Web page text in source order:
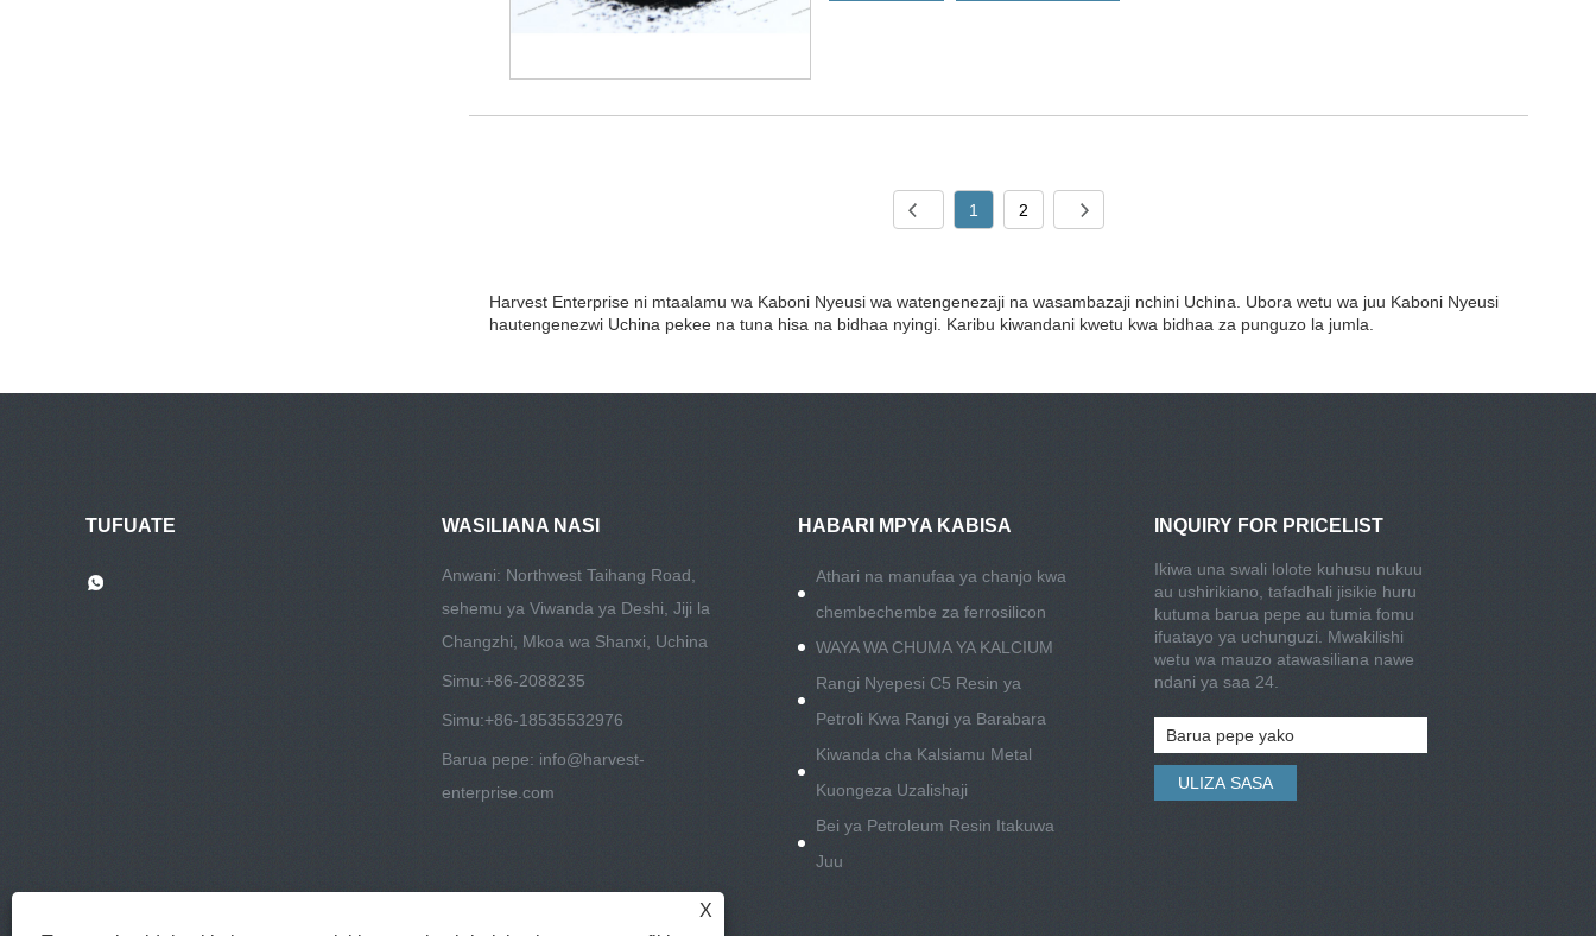
1 2
Harvest Enterprise ni mtaalamu wa Kaboni Nyeusi wa watengenezaji na wasambazaji nchini Uchina. Ubora wetu wa juu Kaboni Nyeusi
hautengenezwi Uchina pekee na tuna hisa na bidhaa nyingi. Karibu kiwandani kwetu kwa bidhaa za punguzo la jumla.
TUFUATE WASILIANA NASI
Anwani: Northwest Taihang Road,
sehemu ya Viwanda ya Deshi, Jiji la
Changzhi, Mkoa wa Shanxi, Uchina
Simu:+86-2088235
Simu:+86-18535532976
Barua pepe: info@harvest-
enterprise.com
HABARI MPYA KABISA
Athari na manufaa ya chanjo kwa
chembechembe za ferrosilicon
WAYA WA CHUMA YA KALCIUM
Rangi Nyepesi C5 Resin ya
Petroli Kwa Rangi ya Barabara
Kiwanda cha Kalsiamu Metal
Kuongeza Uzalishaji
Bei ya Petroleum Resin Itakuwa
Juu
INQUIRY FOR PRICELIST
Ikiwa una swali lolote kuhusu nukuu
au ushirikiano, tafadhali jisikie huru
kutuma barua pepe au tumia fomu
ifuatayo ya uchunguzi. Mwakilishi
wetu wa mauzo atawasiliana nawe
ndani ya saa 24.
X